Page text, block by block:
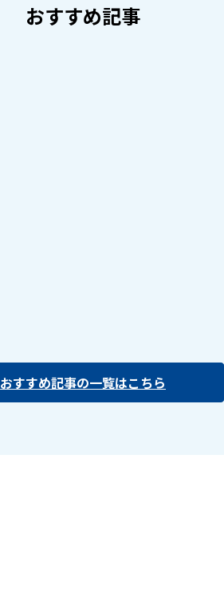
おすすめ記事
おすすめ記事の一覧はこちら